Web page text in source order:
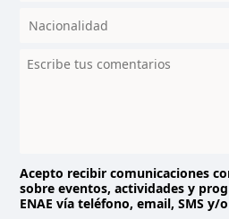
t
y
t
e
d
Acepto recibir comunicaciones
sobre eventos, actividades y
ENAE vía teléfono, email, SMS y/